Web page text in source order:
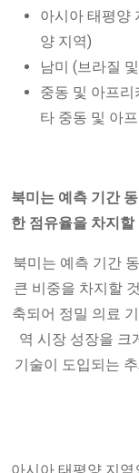
아시아 태평양
양 지역)
남미 (브라질
중동 및 아프리
타 중동 및 아
북미는 예측 기간
한 점유율을 차지
북미는 예측 기간
큰 비중을 차지할
축되어 정밀 의료
역 시장 성장을 크
기술이 도입되는